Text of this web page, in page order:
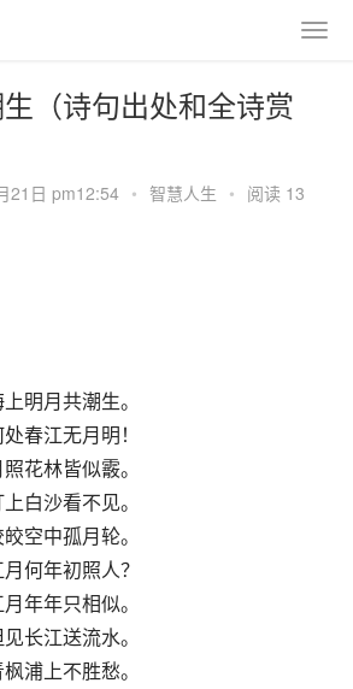
（诗句出处和全诗赏
21日 pm12:54 • 智慧人生 • 阅读 13
明月共潮生。
春江无月明！
花林皆似霰。
白沙看不见。
空中孤月轮。
何年初照人？
年年只相似。
长江送流水。
浦上不胜愁。